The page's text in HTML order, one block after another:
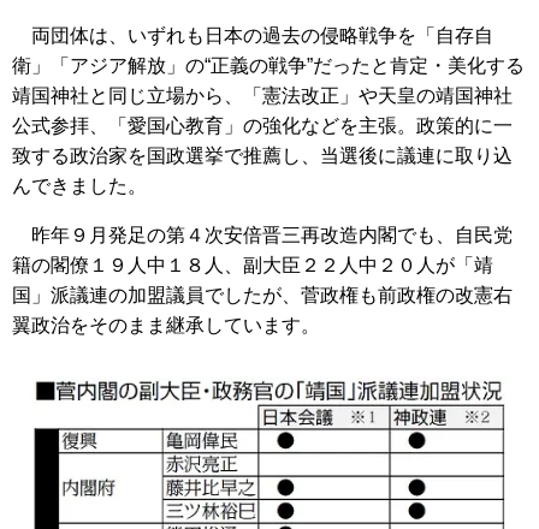
両団体は、いずれも日本の過去の侵略戦争を「自存自
衛」「アジア解放」の“正義の戦争”だったと肯定・美化する
靖国神社と同じ立場から、「憲法改正」や天皇の靖国神社
公式参拝、「愛国心教育」の強化などを主張。政策的に一
致する政治家を国政選挙で推薦し、当選後に議連に取り込
んできました。
昨年９月発足の第４次安倍晋三再改造内閣でも、自民党
籍の閣僚１９人中１８人、副大臣２２人中２０人が「靖
国」派議連の加盟議員でしたが、菅政権も前政権の改憲右
翼政治をそのまま継承しています。